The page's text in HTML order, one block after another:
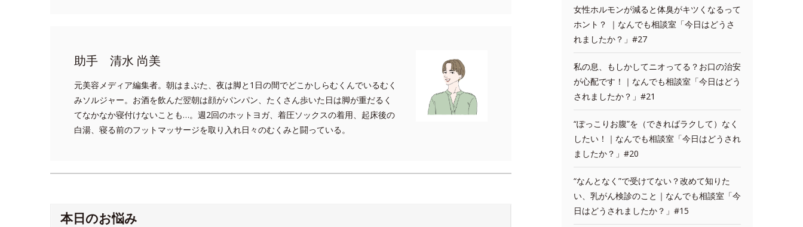
助手 清水 尚美
元美容メディア編集者。朝はまぶた、夜は脚と1日の間でどこかしらむくんでいるむく
みソルジャー。お酒を飲んだ翌朝は顔がパンパン、たくさん歩いた日は脚が重だるく
てなかなか寝付けないことも…。週2回のホットヨガ、着圧ソックスの着用、起床後の
白湯、寝る前のフットマッサージを取り入れ日々のむくみと闘っている。
本日のお悩み
女性ホルモンが減ると体臭がキツくなるって
ホント？ ｜なんでも相談室「今日はどうさ
れましたか？」#27
私の息、もしかしてニオってる？お口の治安
が心配です！｜なんでも相談室「今日はどう
されましたか？」#21
“ぽっこりお腹”を（できればラクして）なく
したい！｜なんでも相談室「今日はどうされ
ましたか？」#20
“なんとなく”で受けてない？改めて知りた
い、乳がん検診のこと｜なんでも相談室「今
日はどうされましたか？」#15